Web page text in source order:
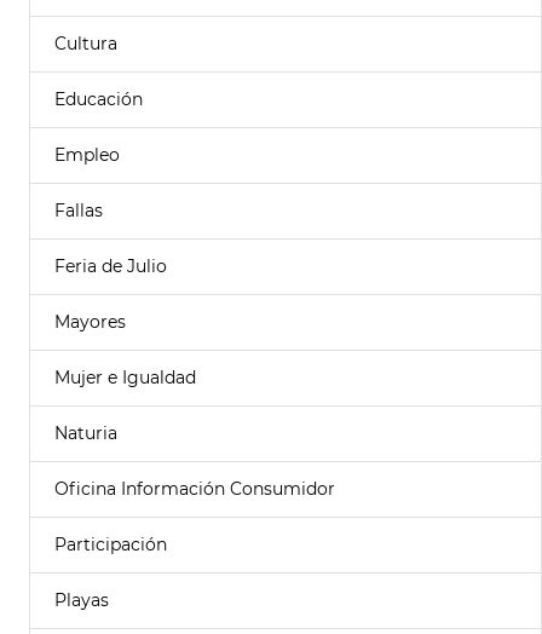
Cultura
Educación
Empleo
Fallas
Feria de Julio
Mayores
Mujer e Igualdad
Naturia
Oficina Información Consumidor
Participación
Playas